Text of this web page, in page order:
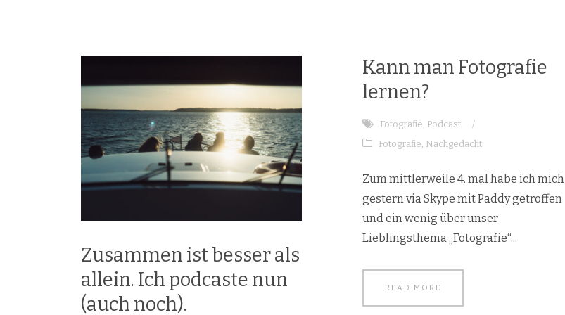
Zusammen ist besser als
allein. Ich podcaste nun
(auch noch).
Kann man Fotografie
lernen?
Fotografie, Podcast
/
Fotografie, Nachgedacht
Zum mittlerweile 4. mal habe ich mich
gestern via Skype mit Paddy getroffen
und ein wenig über unser
Lieblingsthema „Fotografie“...
READ MORE